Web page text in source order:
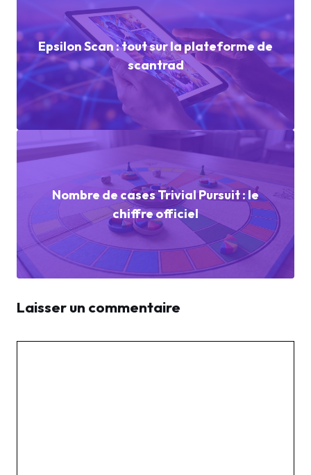
Epsilon Scan : tout sur la plateforme de
scantrad
Nombre de cases Trivial Pursuit : le
chiffre officiel
Laisser un commentaire